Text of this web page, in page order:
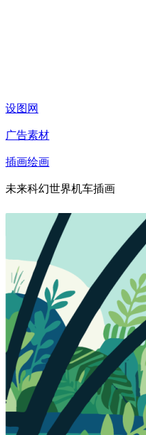
设图网
广告素材
插画绘画
未来科幻世界机车插画